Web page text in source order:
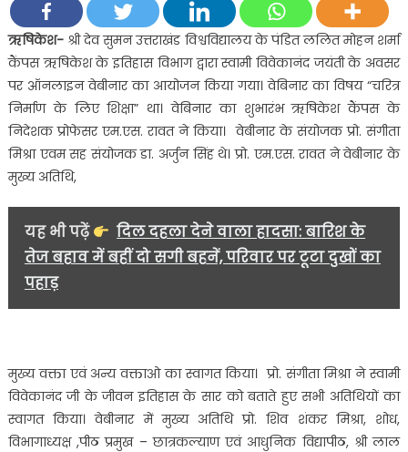
स्वामी
विवेकानंद
जयंती
के
अवसर
पर
ऑनलाइन
किया
गया….
ऋषिकेश-श्री देव सुमन उत्तराखंड विश्वविद्यालय के पंडित ललित मोहन शर्मा
कैंपस ऋषिकेश के इतिहास विभाग द्वारा स्वामी विवेकानंद जयंती के अवसर
पर ऑनलाइन वेबीनार का आयोजन किया गया। वेबिनार का विषय “चरित्र
निर्माण के लिए शिक्षा” था। वेबिनार का शुभारंभ ऋषिकेश कैंपस के
निदेशक प्रोफेसर एम.एस. रावत ने किया। वेबीनार के संयोजक प्रो. संगीता
मिश्रा एवम सह संयोजक डा. अर्जुन सिंह थे। प्रो. एम.एस. रावत ने वेबीनार के
मुख्य अतिथि,
यह भी पढ़ें
दिल दहला देने वाला हादसा: बारिश के
तेज बहाव में बहीं दो सगी बहनें, परिवार पर टूटा दुखों का
पहाड़
मुख्य वक्ता एवं अन्य वक्ताओ का स्वागत किया। प्रो. संगीता मिश्रा ने स्वामी
विवेकानंद जी के जीवन इतिहास के सार को बताते हुए सभी अतिथियों का
स्वागत किया। वेबीनार में मुख्य अतिथि प्रो. शिव शंकर मिश्रा, शोध,
विभागाध्यक्ष ,पीठ प्रमुख – छात्रकल्याण एवं आधुनिक विद्यापीठ, श्री लाल